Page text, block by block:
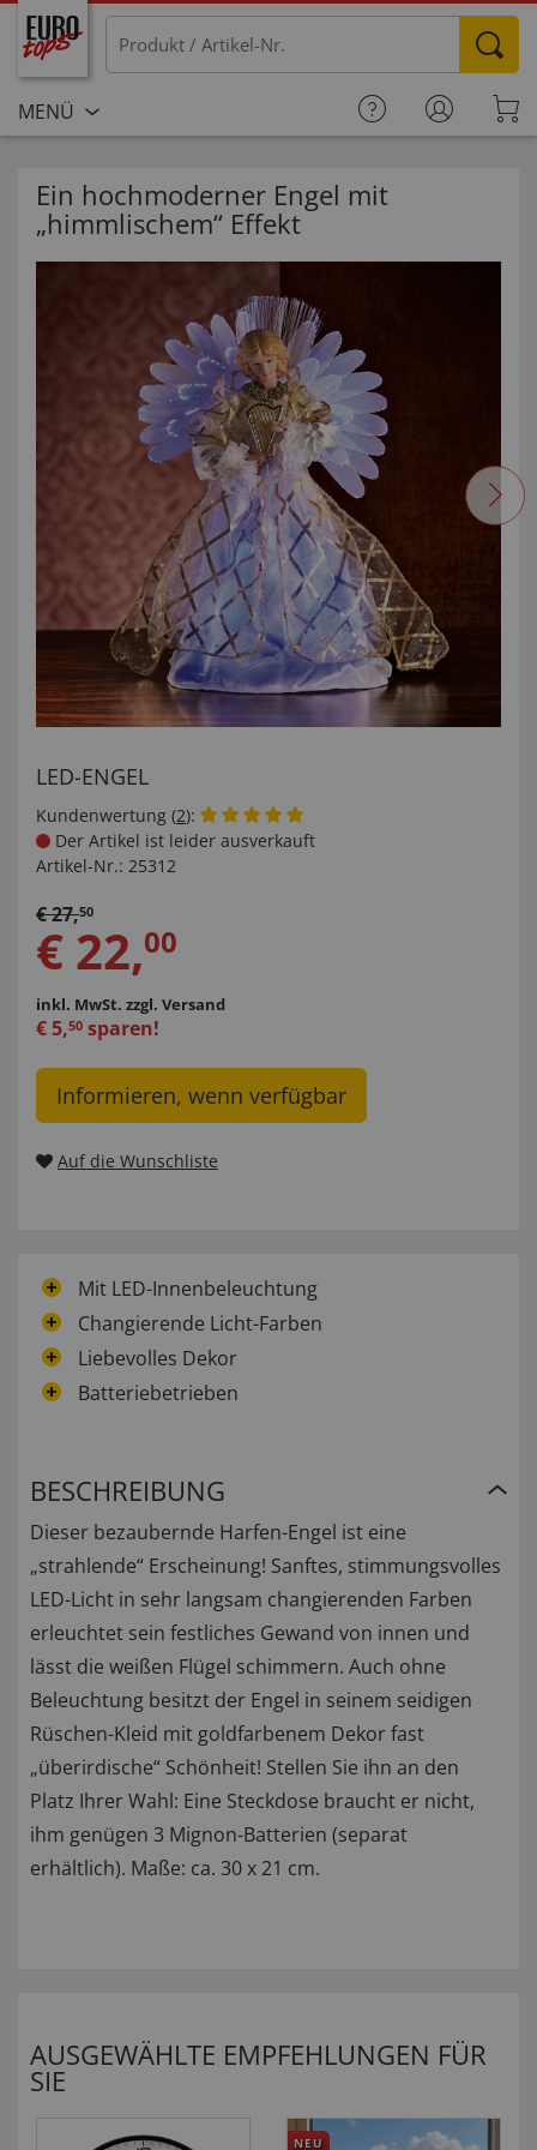
MENÜ
Ein hochmoderner Engel mit
„himmlischem“ Effekt
LED-ENGEL
Kundenwertung (2):
Der Artikel ist leider ausverkauft
Artikel-Nr.: 25312
€27,50
€ 22,00
inkl. MwSt. zzgl. Versand
€5,50 sparen!
Informieren, wenn verfügbar
Auf die Wunschliste
Mit LED-Innenbeleuchtung
Changierende Licht-Farben
Liebevolles Dekor
Batteriebetrieben
BESCHREIBUNG
Dieser bezaubernde Harfen-Engel ist eine
„strahlende“ Erscheinung! Sanftes, stimmungsvolles
LED-Licht in sehr langsam changierenden Farben
erleuchtet sein festliches Gewand von innen und
lässt die weißen Flügel schimmern. Auch ohne
Beleuchtung besitzt der Engel in seinem seidigen
Rüschen-Kleid mit goldfarbenem Dekor fast
„überirdische“ Schönheit! Stellen Sie ihn an den
Platz Ihrer Wahl: Eine Steckdose braucht er nicht,
ihm genügen 3 Mignon-Batterien (separat
erhältlich). Maße: ca. 30 x 21 cm.
AUSGEWÄHLTE EMPFEHLUNGEN FÜR
SIE
NEU